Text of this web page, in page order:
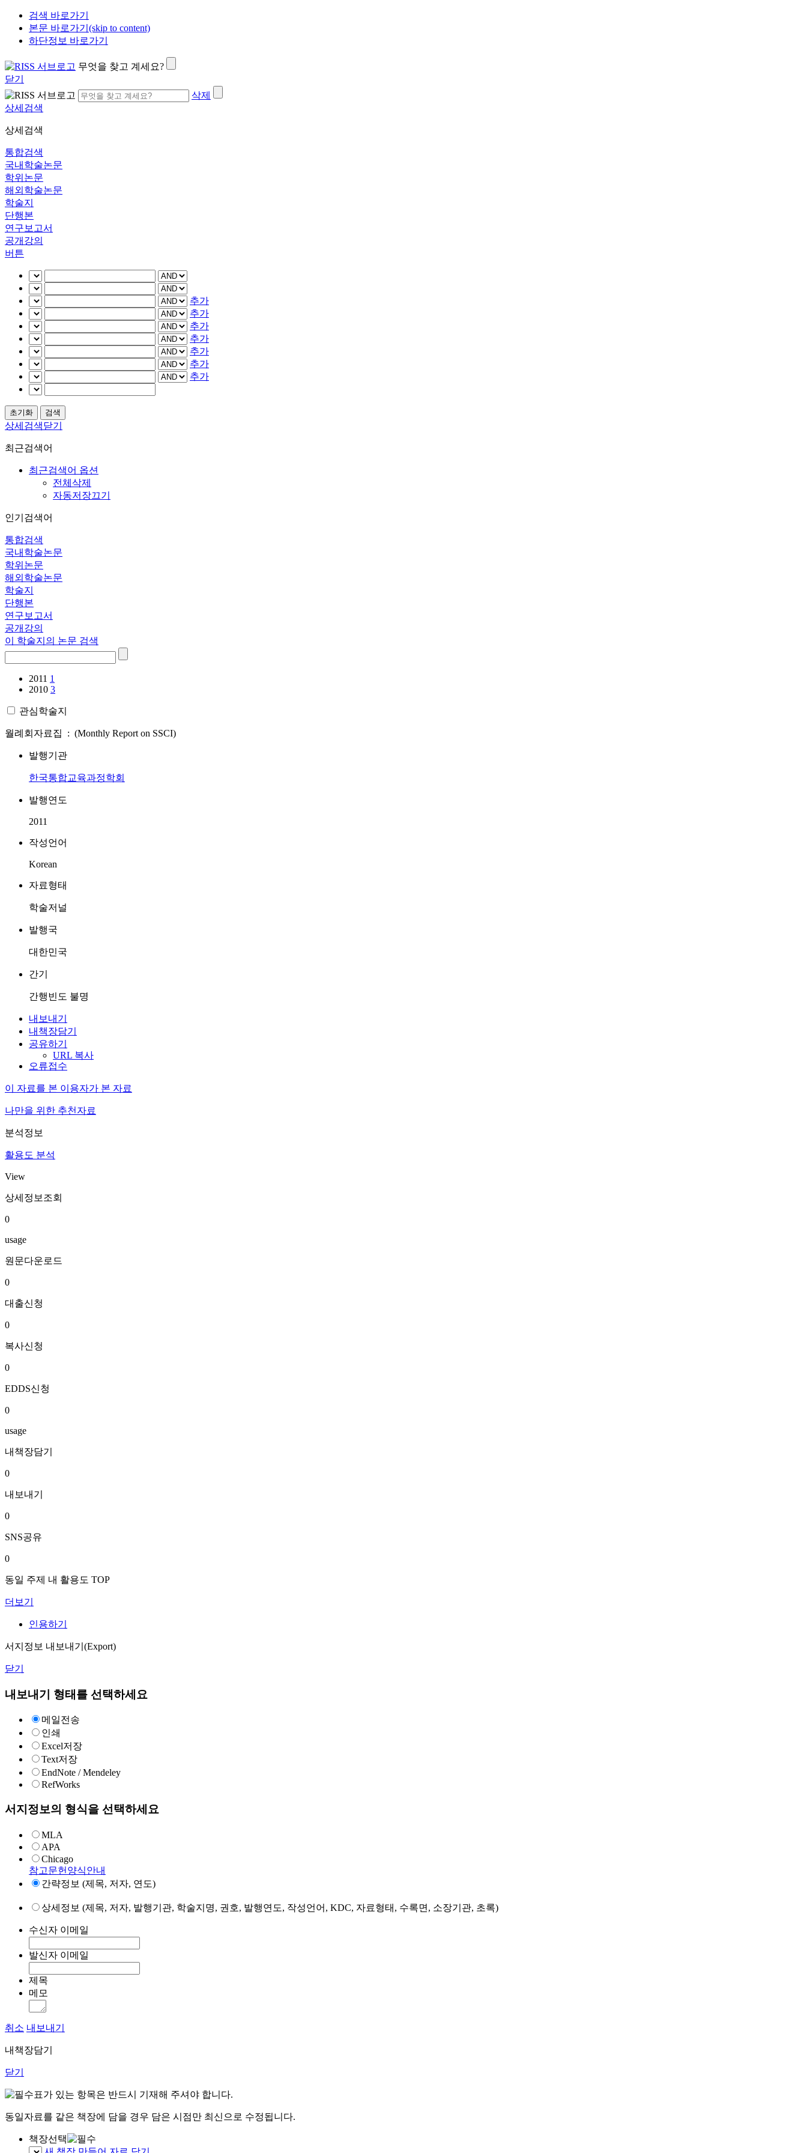
검색 바로가기
본문 바로가기(skip to content)
하단정보 바로가기
무엇을 찾고 계세요?
닫기
삭제
상세검색
상세검색
통합검색
국내학술논문
학위논문
해외학술논문
학술지
단행본
연구보고서
공개강의
버튼
추가
추가
추가
추가
추가
추가
추가
상세검색닫기
최근검색어
최근검색어 옵션
전체삭제
자동저장끄기
인기검색어
통합검색
국내학술논문
학위논문
해외학술논문
학술지
단행본
연구보고서
공개강의
이 학술지의 논문 검색
2011 1
2010 3
관심학술지
월례회자료집 : (Monthly Report on SSCI)
발행기관
한국통합교육과정학회
발행연도
2011
작성언어
Korean
자료형태
학술저널
발행국
대한민국
간기
간행빈도 불명
내보내기
내책장담기
공유하기
URL 복사
오류접수
이 자료를 본 이용자가 본 자료
나만을 위한 추천자료
분석정보
활용도 분석
View
상세정보조회
0
usage
원문다운로드
0
대출신청
0
복사신청
0
EDDS신청
0
usage
내책장담기
0
내보내기
0
SNS공유
0
동일 주제 내 활용도 TOP
더보기
인용하기
서지정보 내보내기(Export)
닫기
내보내기 형태를 선택하세요
메일전송
인쇄
Excel저장
Text저장
EndNote / Mendeley
RefWorks
서지정보의 형식을 선택하세요
MLA
APA
Chicago
참고문헌양식안내
간략정보 (제목, 저자, 연도)
상세정보 (제목, 저자, 발행기관, 학술지명, 권호, 발행연도, 작성언어, KDC, 자료형태, 수록면, 소장기관, 초록)
수신자 이메일
발신자 이메일
제목
메모
취소 내보내기
내책장담기
닫기
표가 있는 항목은 반드시 기재해 주셔야 합니다.
동일자료를 같은 책장에 담을 경우 담은 시점만 최신으로 수정됩니다.
책장선택